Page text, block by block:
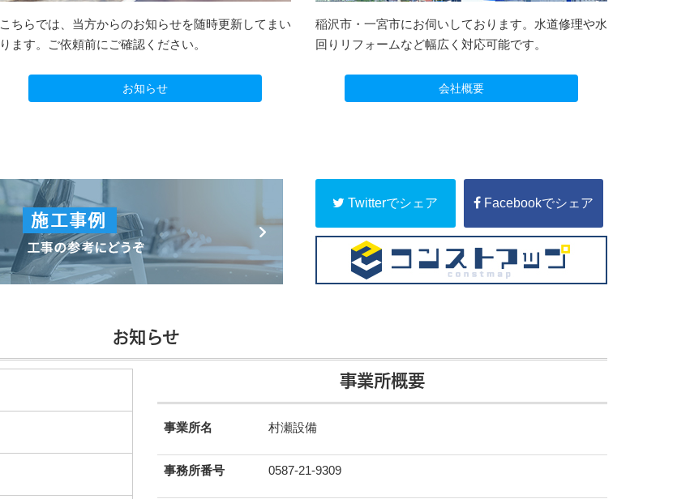
こちらでは、当方からのお知らせを随時更新してまい
ります。ご依頼前にご確認ください。
お知らせ
稲沢市・一宮市にお伺いしております。水道修理や水
回りリフォームなど幅広く対応可能です。
会社概要
Twitterでシェア Facebookでシェア
お知らせ
事業所概要
事業所名 村瀬設備
事務所番号 0587-21-9309